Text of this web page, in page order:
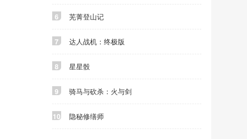
6 芜菁登山记
7 达人战机：终极版
8 星星骰
9 骑马与砍杀：火与剑
10 隐秘修缮师